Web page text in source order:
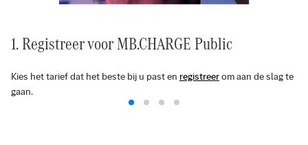
1. Registreer voor MB.CHARGE Public
Kies het tarief dat het beste bij u past en registreerom aan de slag te
gaan.